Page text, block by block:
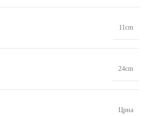
11cm
24cm
Црна